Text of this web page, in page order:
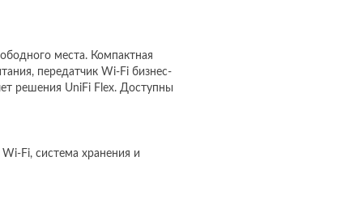
места. Компактная
передатчик Wi-Fi бизнес-
решения UniFi Flex. Доступны
Fi, система хранения и